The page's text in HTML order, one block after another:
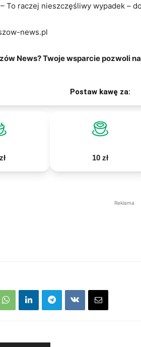
To raczej nieszczęśliwy wypadek –
news.pl
News? Twoje wsparcie pozwoli
Postaw kawę za:
10 zł
Reklama